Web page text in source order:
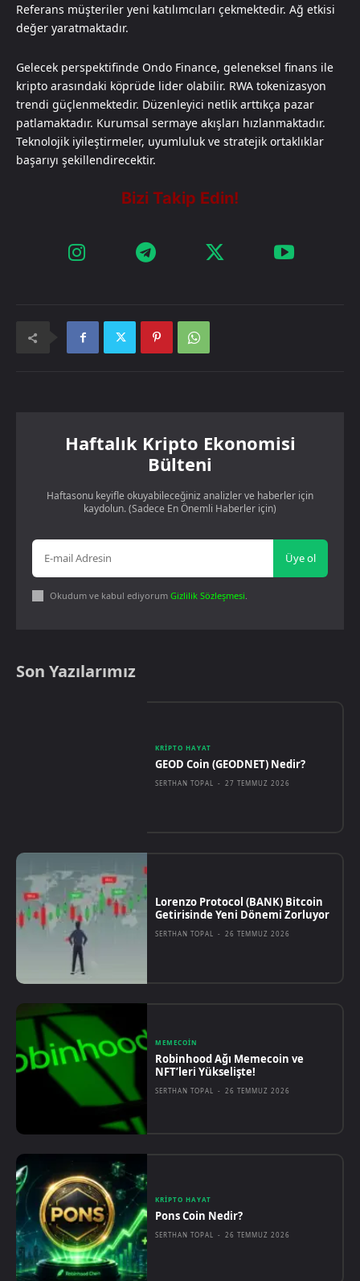
Referans müşteriler yeni katılımcıları çekmektedir. Ağ etkisi
değer yaratmaktadır.
Gelecek perspektifinde Ondo Finance, geleneksel finans ile
kripto arasındaki köprüde lider olabilir. RWA tokenizasyon
trendi güçlenmektedir. Düzenleyici netlik arttıkça pazar
patlamaktadır. Kurumsal sermaye akışları hızlanmaktadır.
Teknolojik iyileştirmeler, uyumluluk ve stratejik ortaklıklar
başarıyı şekillendirecektir.
Haftalık Kripto Ekonomisi
Bülteni
Haftasonu keyifle okuyabileceğiniz analizler ve haberler için
kaydolun. (Sadece En Önemli Haberler için)
Üye ol
Okudum ve kabul ediyorum Gizlilik Sözleşmesi.
Son Yazılarımız
KRIPTO HAYAT
GEOD Coin (GEODNET) Nedir?
SERTHAN TOPAL - 27 TEMMUZ 2026
Lorenzo Protocol (BANK) Bitcoin
Getirisinde Yeni Dönemi Zorluyor
SERTHAN TOPAL - 26 TEMMUZ 2026
MEMECOIN
Robinhood Ağı Memecoin ve
NFT’leri Yükselişte!
SERTHAN TOPAL - 26 TEMMUZ 2026
KRIPTO HAYAT
Pons Coin Nedir?
SERTHAN TOPAL - 26 TEMMUZ 2026